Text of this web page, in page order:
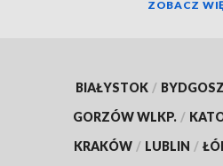
ZOBACZ
BIAŁYSTOK /
GORZÓW WLKP. /
KRAKÓW / LUBLIN /